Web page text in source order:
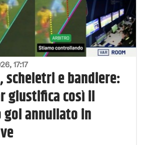
17:17
scheletri e bandiere:
giustifica così il
gol annullato in